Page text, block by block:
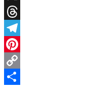
X
Threads
Telegram
Pinterest
Copy